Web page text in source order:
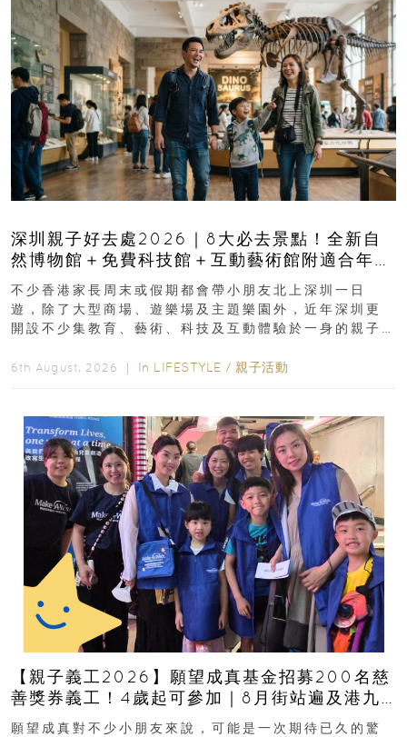
深圳親子好去處2026｜8大必去景點！全新自
然博物館＋免費科技館＋互動藝術館附適合年
齡、交通、門票、開放時間
不少香港家長周末或假期都會帶小朋友北上深圳一日
遊，除了大型商場、遊樂場及主題樂園外，近年深圳更
開設不少集教育、藝術、科技及互動體驗於一身的親子
6th August, 2026 ｜ In LIFESTYLE / 親子活動
【親子義工2026】願望成真基金招募200名慈
善獎券義工！4歲起可參加｜8月街站遍及港九
新界
願望成真對不少小朋友來說，可能是一次期待已久的驚